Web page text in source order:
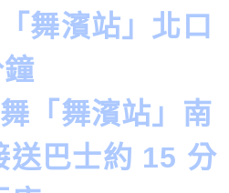
舞濱站」北口
「舞濱站」南
送巴士約 15 分